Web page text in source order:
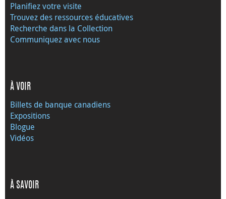
Planifiez votre visite
Trouvez des ressources éducatives
Recherche dans la Collection
Communiquez avec nous
À VOIR
Billets de banque canadiens
Expositions
Blogue
Vidéos
À SAVOIR